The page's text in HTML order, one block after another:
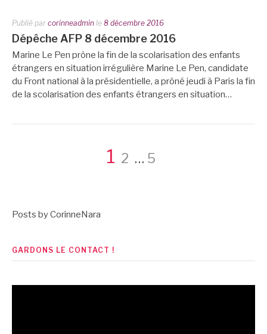
Publié par corinneadmin le 8 décembre 2016
Dépêche AFP 8 décembre 2016
Marine Le Pen prône la fin de la scolarisation des enfants
étrangers en situation irrégulière Marine Le Pen, candidate
du Front national à la présidentielle, a prôné jeudi à Paris la fin
de la scolarisation des enfants étrangers en situation…
Pagination
publications
Page
1 Page
2 … Page
5
Posts by CorinneNara
GARDONS LE CONTACT !